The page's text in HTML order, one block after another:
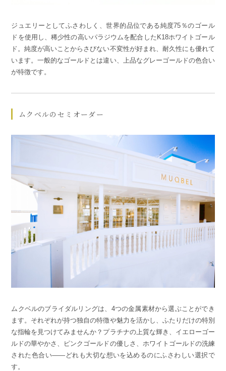
ジュエリーとしてふさわしく、世界的品位である純度75％のゴール
ドを使用し、稀少性の高いパラジウムを配合したK18ホワイトゴール
ド。純度が高いことからさびない不変性が好まれ、耐久性にも優れて
います。一般的なゴールドとは違い、上品なグレーゴールドの色合い
が特徴です。
ムクベルのセミオーダー
ムクベルのブライダルリングは、4つの金属素材から選ぶことができ
ます。それぞれが持つ独自の特徴や魅力を活かし、ふたりだけの特別
な指輪を見つけてみませんか？プラチナの上質な輝き、イエローゴー
ルドの華やかさ、ピンクゴールドの優しさ、ホワイトゴールドの洗練
された色合い——どれも大切な想いを込めるのにふさわしい選択で
す。